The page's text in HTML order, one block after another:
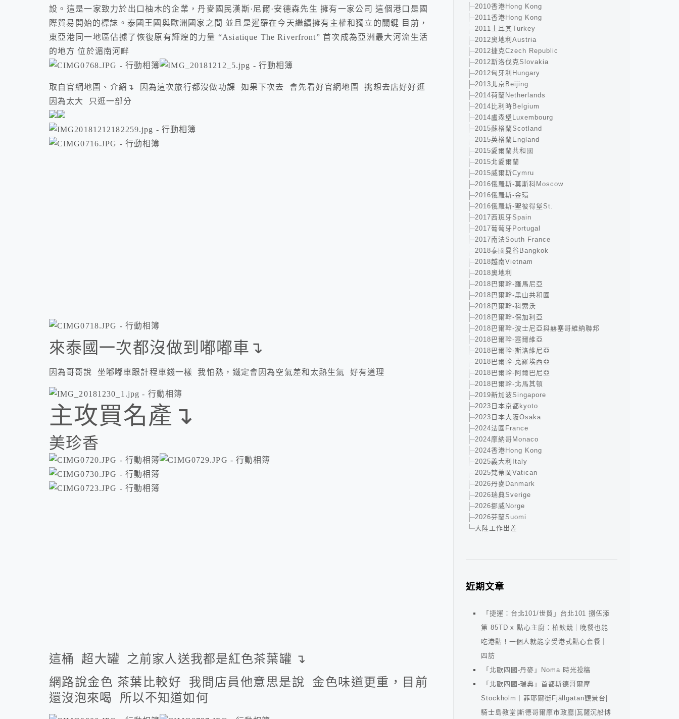
設。這是一家致力於出口柚木的企業，丹麥國民漢斯·尼爾·安德森先生 擁有一家公司 這個港口是國
際貿易開始的標誌。泰國王國與歐洲國家之間 並且是暹羅在今天繼續擁有主權和獨立的關鍵 目前，
東亞港同一地區佔據了恢復原有輝煌的力量 “Asiatique The Riverfront” 首次成為亞洲最大河流生活
的地方 位於湄南河畔
取自官網地圖、介紹↴ 因為這次旅行都沒做功課 如果下次去 會先看好官網地圖 挑想去店好好逛
因為太大 只逛一部分
來泰國一次都沒做到嘟嘟車↴
因為哥哥說 坐嘟嘟車跟計程車錢一樣 我怕熱，鐵定會因為空氣差和太熱生氣 好有道理
主攻買名產↴
美珍香
這桶 超大罐 之前家人送我都是紅色茶葉罐 ↴
網路說金色 茶葉比較好 我問店員他意思是說 金色味道更重，目前
還沒泡來喝 所以不知道如何
2010香港Hong Kong
2011香港Hong Kong
2011土耳其Turkey
2012奧地利Austria
2012捷克Czech Republic
2012斯洛伐克Slovakia
2012匈牙利Hungary
2013北京Beijing
2014荷蘭Netherlands
2014比利時Belgium
2014盧森堡Luxembourg
2015蘇格蘭Scotland
2015英格蘭England
2015愛爾蘭共和國
2015北愛爾蘭
2015威爾斯Cymru
2016俄羅斯-莫斯科Moscow
2016俄羅斯-金環
2016俄羅斯-聖彼得堡St.
2017西班牙Spain
2017葡萄牙Portugal
2017南法South France
2018泰國曼谷Bangkok
2018越南Vietnam
2018奧地利
2018巴爾幹-羅馬尼亞
2018巴爾幹-黑山共和國
2018巴爾幹-科索沃
2018巴爾幹-保加利亞
2018巴爾幹-波士尼亞與赫塞哥維納聯邦
2018巴爾幹-塞爾維亞
2018巴爾幹-斯洛維尼亞
2018巴爾幹-克羅埃西亞
2018巴爾幹-阿爾巴尼亞
2018巴爾幹-北馬其頓
2019新加波Singapore
2023日本京都kyoto
2023日本大阪Osaka
2024法國France
2024摩納哥Monaco
2024香港Hong Kong
2025義大利Italy
2025梵蒂岡Vatican
2026丹麥Danmark
2026瑞典Sverige
2026挪威Norge
2026芬蘭Suomi
大陸工作出差
近期文章
「捷運：台北101/世貿」台北101 捌伍添
第 85TD x 點心主廚：柏欽競｜晚餐也能
吃港點！一個人就能享受港式點心套餐｜
四訪
「北歐四國-丹麥」Noma 時光投稿
「北歐四國-瑞典」首都斯德哥爾摩
Stockholm｜菲耶爾街Fjällgatan觀景台|
騎士島教堂|斯德哥爾摩市政廳|瓦薩沉船博